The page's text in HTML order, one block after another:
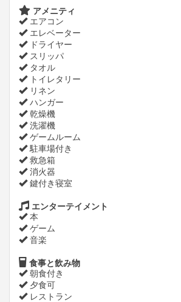
アメニティ
エアコン
エレベーター
ドライヤー
スリッパ
タオル
トイレタリー
リネン
ハンガー
乾燥機
洗濯機
ゲームルーム
駐車場付き
救急箱
消火器
鍵付き寝室
エンターテイメント
本
ゲーム
音楽
食事と飲み物
朝食付き
夕食可
レストラン